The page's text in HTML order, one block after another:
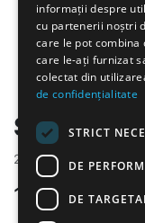
2026-6-4,2026-6-
12.00lei
informații despre
cu partenerii noștri
care le pot
care le-ați furnizat
colectat din
de confidențialitate
STRICT
DE
DE